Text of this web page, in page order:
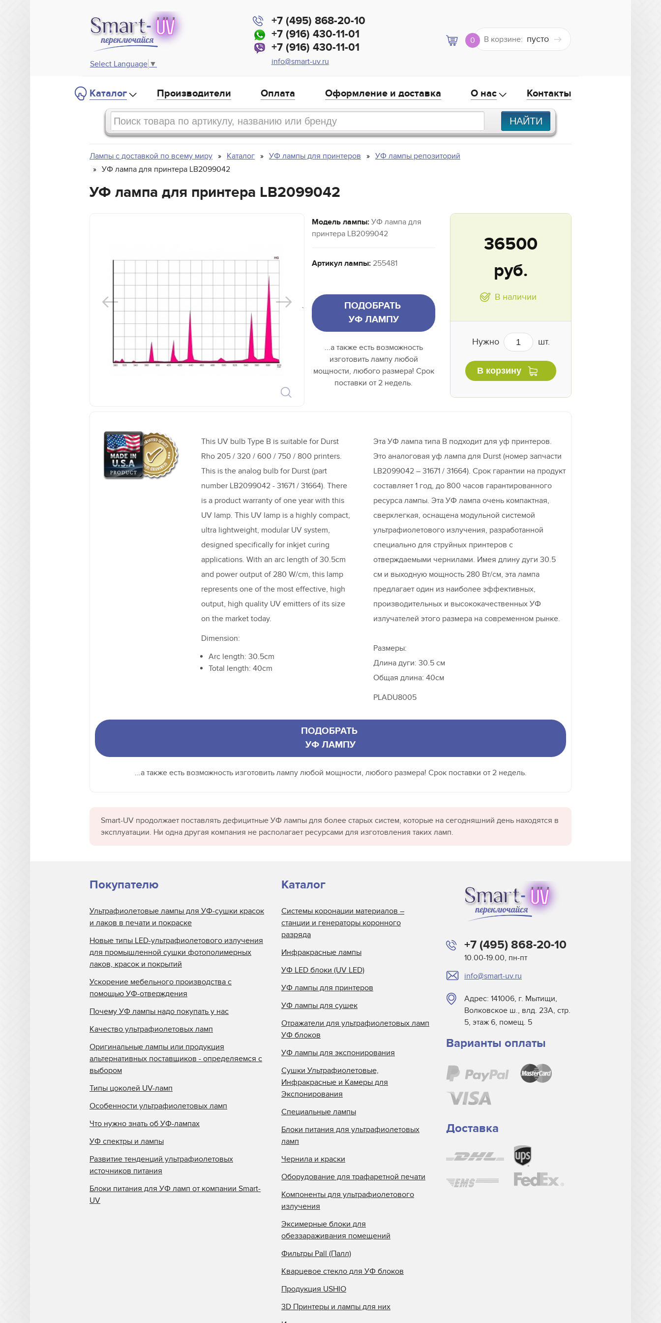
Select Language ▼
+7 (495) 868-20-10
+7 (916) 430-11-01
+7 (916) 430-11-01
info@smart-uv.ru
0 В корзине: пусто
Каталог Производители Оплата Оформление и доставка О нас Контакты
Лампы с доставкой по всему миру Каталог УФ лампы для принтеров
УФ лампы репозиторий
УФ лампа для принтера LB2099042
УФ лампа для принтера LB2099042
`
Модель лампы: УФ лампа для
принтера LB2099042
Артикул лампы: 255481
ПОДОБРАТЬ
УФ ЛАМПУ
...а также есть возможность
изготовить лампу любой
мощности, любого размера! Срок
поставки от 2 недель.
36500
руб.
В наличии
Нужно шт.
В корзину
This UV bulb Type B is suitable for Durst
Rho 205 / 320 / 600 / 750 / 800 printers.
This is the analog bulb for Durst (part
number LB2099042 - 31671 / 31664). There
is a product warranty of one year with this
UV lamp. This UV lamp is a highly compact,
ultra lightweight, modular UV system,
designed specifically for inkjet curing
applications. With an arc length of 30.5cm
and power output of 280 W/cm, this lamp
represents one of the most effective, high
output, high quality UV emitters of its size
on the market today.
Dimension:
Arc length: 30.5cm
Total length: 40cm
Эта УФ лампа типа В подходит для уф принтеров.
Это аналоговая уф лампа для Durst (номер запчасти
LB2099042 – 31671 / 31664). Срок гарантии на продукт
составляет 1 год, до 800 часов гарантированного
ресурса лампы. Эта УФ лампа очень компактная,
сверхлегкая, оснащена модульной системой
ультрафиолетового излучения, разработанной
специально для струйных принтеров с
отверждаемыми чернилами. Имея длину дуги 30.5
см и выходную мощность 280 Вт/см, эта лампа
предлагает один из наиболее эффективных,
производительных и высококачественных УФ
излучателей этого размера на современном рынке.
Размеры:
Длина дуги: 30.5 см
Общая длина: 40см
PLADU8005
ПОДОБРАТЬ
УФ ЛАМПУ
...а также есть возможность изготовить лампу любой мощности, любого размера! Срок поставки от 2 недель.
Smart-UV продолжает поставлять дефицитные УФ лампы для более старых систем, которые на сегодняшний день находятся в
эксплуатации. Ни одна другая компания не располагает ресурсами для изготовления таких ламп.
+7 (495) 868-20-10
10.00-19.00, пн-пт
info@smart-uv.ru
Адрес: 141006, г. Мытищи,
Волковское ш., влд. 23А, стр.
5, этаж 6, помещ. 5
Варианты оплаты
Доставка
Покупателю
Ультрафиолетовые лампы для УФ-сушки красок
и лаков в печати и покраске
Новые типы LED-ультрафиолетового излучения
для промышленной сушки фотополимерных
лаков, красок и покрытий
Ускорение мебельного производства с
помощью УФ-отверждения
Почему УФ лампы надо покупать у нас
Качество ультрафиолетовых ламп
Оригинальные лампы или продукция
альтернативных поставщиков - определяемся с
выбором
Типы цоколей UV-ламп
Особенности ультрафиолетовых ламп
Что нужно знать об УФ-лампах
УФ спектры и лампы
Развитие тенденций ультрафиолетовых
источников питания
Блоки питания для УФ ламп от компании Smart-
UV
Каталог
Системы коронации материалов –
станции и генераторы коронного
разряда
Инфракрасные лампы
УФ LED блоки (UV LED)
УФ лампы для принтеров
УФ лампы для сушек
Отражатели для ультрафиолетовых ламп
УФ блоков
УФ лампы для экспонирования
Сушки Ультрафиолетовые,
Инфракрасные и Камеры для
Экспонирования
Специальные лампы
Блоки питания для ультрафиолетовых
ламп
Чернила и краски
Оборудование для трафаретной печати
Компоненты для ультрафиолетового
излучения
Эксимерные блоки для
обеззараживания помещений
Фильтры Pall (Палл)
Кварцевое стекло для УФ блоков
Продукция USHIO
3D Принтеры и лампы для них